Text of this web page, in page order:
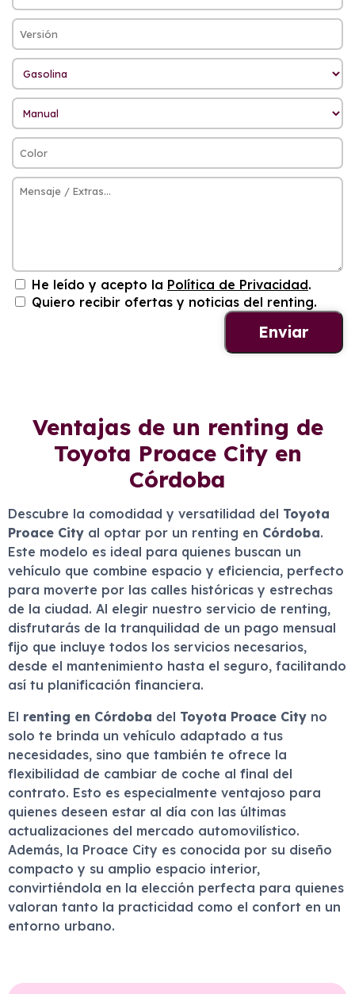
He leído y acepto la Política de Privacidad.
Quiero recibir ofertas y noticias del renting.
Ventajas de un renting de
Toyota Proace City en
Córdoba
Descubre la comodidad y versatilidad del Toyota
Proace City al optar por un renting en Córdoba.
Este modelo es ideal para quienes buscan un
vehículo que combine espacio y eficiencia, perfecto
para moverte por las calles históricas y estrechas
de la ciudad. Al elegir nuestro servicio de renting,
disfrutarás de la tranquilidad de un pago mensual
fijo que incluye todos los servicios necesarios,
desde el mantenimiento hasta el seguro, facilitando
así tu planificación financiera.
El renting en Córdoba del Toyota Proace City no
solo te brinda un vehículo adaptado a tus
necesidades, sino que también te ofrece la
flexibilidad de cambiar de coche al final del
contrato. Esto es especialmente ventajoso para
quienes deseen estar al día con las últimas
actualizaciones del mercado automovilístico.
Además, la Proace City es conocida por su diseño
compacto y su amplio espacio interior,
convirtiéndola en la elección perfecta para quienes
valoran tanto la practicidad como el confort en un
entorno urbano.